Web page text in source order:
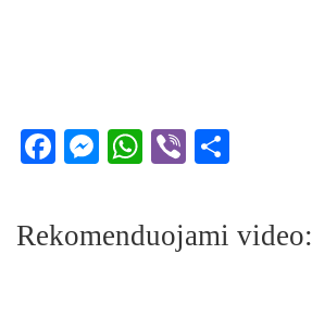
Facebook
Messenger
WhatsApp
Viber
Rekomenduojami video: